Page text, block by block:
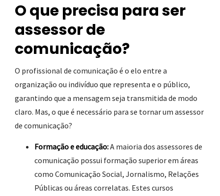
O que precisa para ser
assessor de
comunicação?
O profissional de comunicação é o elo entre a
organização ou indivíduo que representa e o público,
garantindo que a mensagem seja transmitida de modo
claro. Mas, o que é necessário para se tornar um assessor
de comunicação?
Formação e educação:A maioria dos assessores de
comunicação possui formação superior em áreas
como Comunicação Social, Jornalismo, Relações
Públicas ou áreas correlatas. Estes cursos